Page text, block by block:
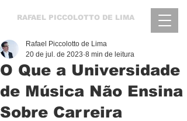
RAFAEL PICCOLOTTO DE LIMA
O Que a Universidade
de Música Não Ensina
Sobre Carreira
Rafael Piccolotto de Lima
20 de jul. de 2023 8 min de leitura